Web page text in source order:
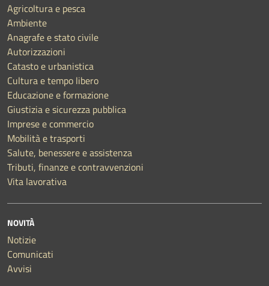
Agricoltura e pesca
Ambiente
Anagrafe e stato civile
Autorizzazioni
Catasto e urbanistica
Cultura e tempo libero
Educazione e formazione
Giustizia e sicurezza pubblica
Imprese e commercio
Mobilità e trasporti
Salute, benessere e assistenza
Tributi, finanze e contravvenzioni
Vita lavorativa
NOVITÀ
Notizie
Comunicati
Avvisi